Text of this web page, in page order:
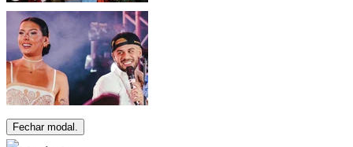
Fechar modal.